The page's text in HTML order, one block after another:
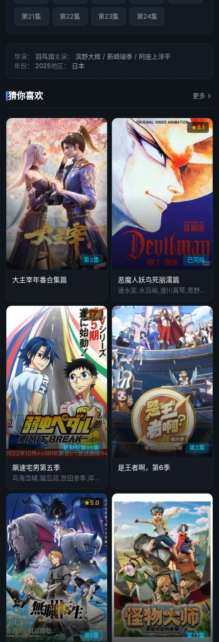
第21集 第22集 第23集 第24集
导演： 羽鸟润主演：
滨野大辉 / 新崎瑞季 / 阿座上洋平
年份：
2025地区： 日本
猜你喜欢 更多
第3集
大主宰年番合集篇
已完结
8.1
恶魔人妖鸟死丽濡篇
速水奖,水岛裕,澄川真琴,青野武,立木文彦
更新至第25集
7.4
飙速宅男第五季
鸟海浩辅,福岛润,宫田幸季,岸尾大辅,松冈祯丞,中村悠一,伊藤健太郎,森久保祥太郎,下野纮,安元洋贵,羽多野涉,小野大辅,阿部敦,野岛健儿,宫野真守,前野智昭,吉野裕行,柿原彻也,日野聪,内田雄马,游佐浩二,铃木千寻,诹访彩花,诹访部顺一,潘惠美,堀内贤雄
第3集
​是王者啊，第6季​
第6集
5.0
第17集